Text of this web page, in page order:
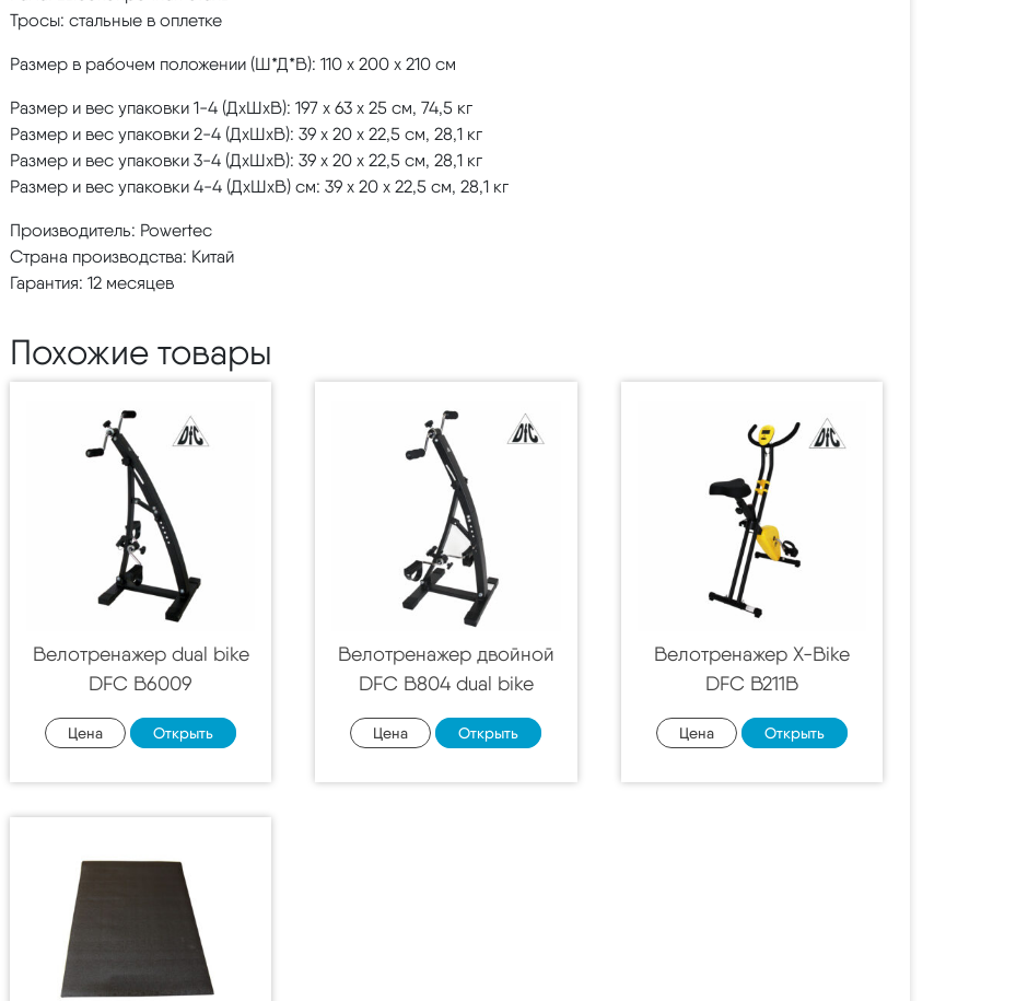
Тросы: стальные в оплетке
Размер в рабочем положении (Ш*Д*В): 110 х 200 х 210 см
Размер и вес упаковки 1-4 (ДхШхВ): 197 х 63 х 25 см, 74,5 кг
Размер и вес упаковки 2-4 (ДхШхВ): 39 х 20 х 22,5 см, 28,1 кг
Размер и вес упаковки 3-4 (ДхШхВ): 39 х 20 х 22,5 см, 28,1 кг
Размер и вес упаковки 4-4 (ДхШхВ) см: 39 х 20 х 22,5 см, 28,1 кг
Производитель: Powertec
Страна производства: Китай
Гарантия: 12 месяцев
Похожие товары
Велотренажер dual bike
DFC B6009
Цена Открыть
Велотренажер двойной
DFC B804 dual bike
Цена Открыть
Велотренажер X-Bike
DFC B211B
Цена Открыть